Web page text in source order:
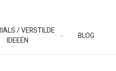
/ VERSTILDE
IDEEËN
BLOG